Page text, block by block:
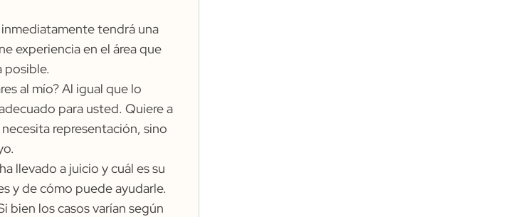
inmediatamente tendrá una
experiencia en el área que
posible.
al mío? Al igual que lo
para usted. Quiere a
representación, sino
llevado a juicio y cuál es su
y de cómo puede ayudarle.
bien los casos varían según